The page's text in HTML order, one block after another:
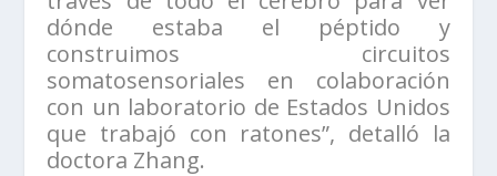
dónde estaba el péptido y
construimos circuitos
somatosensoriales en colaboración
con un laboratorio de Estados Unidos
que trabajó con ratones”, detalló la
doctora Zhang.